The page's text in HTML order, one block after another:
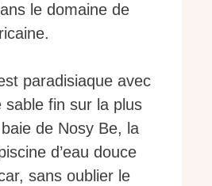
le domaine de
paradisiaque avec
sable fin sur la plus
de Nosy Be, la
d’eau douce
sans oublier le